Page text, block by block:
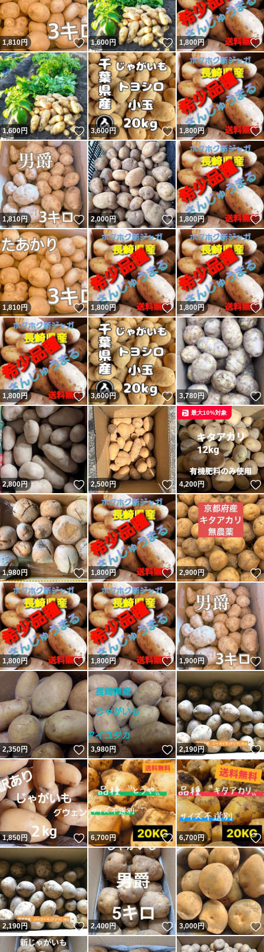
1,810円 いいね！
1,600円 いいね！
1,800 円
1,600円 いいね！
3,600円 いいね！
1,800 円
1,810円 いいね！
2,000円 いいね！
1,800 円
1,810円 いいね！
1,800 円 いいね！
1,800 円
1,800 円 いいね！
3,600円 いいね！
3,780円
2,800円 いいね！
2,500円 いいね！
4,200円
最大10%対象
1,980円 いいね！
1,800 円 いいね！
2,900円
1,800 円 いいね！
1,800 円 いいね！
1,900円
2,350円 いいね！
3,980円 いいね！
2,190円
1,850円 いいね！
6,700円 いいね！
6,700円
2,190円 いいね！
2,400円 いいね！
3,000円